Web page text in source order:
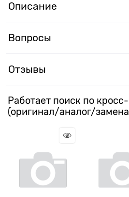
Описание
Вопросы
Отзывы
Работает поиск по
(оригинал/аналог/